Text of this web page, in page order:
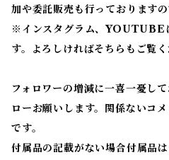
加や委託販売も行っておりますの
※ インスタグラム、YOUTUBE
す。よろしければそちらもご覧く
フォロワーの増減に一喜一憂し
ローお願いします。関係ないコ
です。
付属品の記載がない場合付属品は